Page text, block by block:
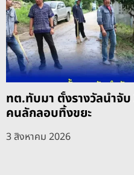
ทต.ทับมา ตั้งรางวัลนำจับ
คนลักลอบทิ้งขยะ
3 สิงหาคม 2026